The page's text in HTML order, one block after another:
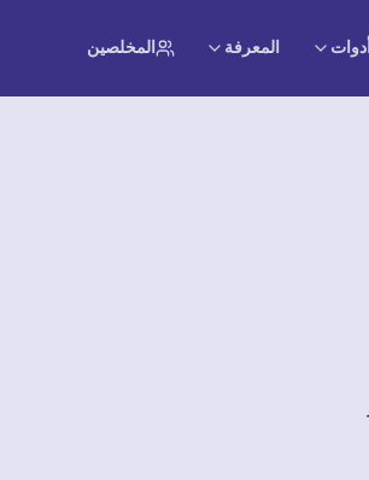
أدوات المعرفة المخلصين